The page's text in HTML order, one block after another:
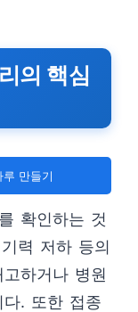
의 핵심
만들기
확인하는 것
력 저하 등의
하거나 병원
. 또한 접종